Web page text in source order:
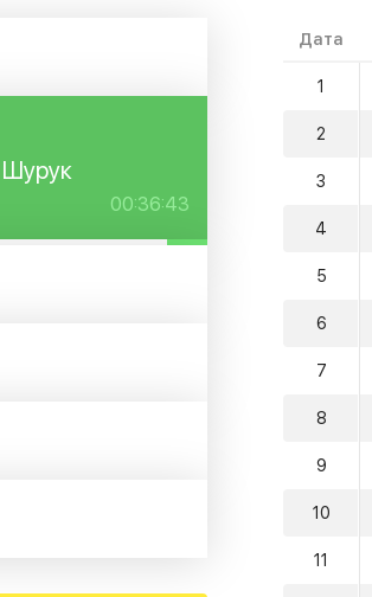
Шурук
00:36:43
Дата
1
2
3
4
5
6
7
8
9
10
11